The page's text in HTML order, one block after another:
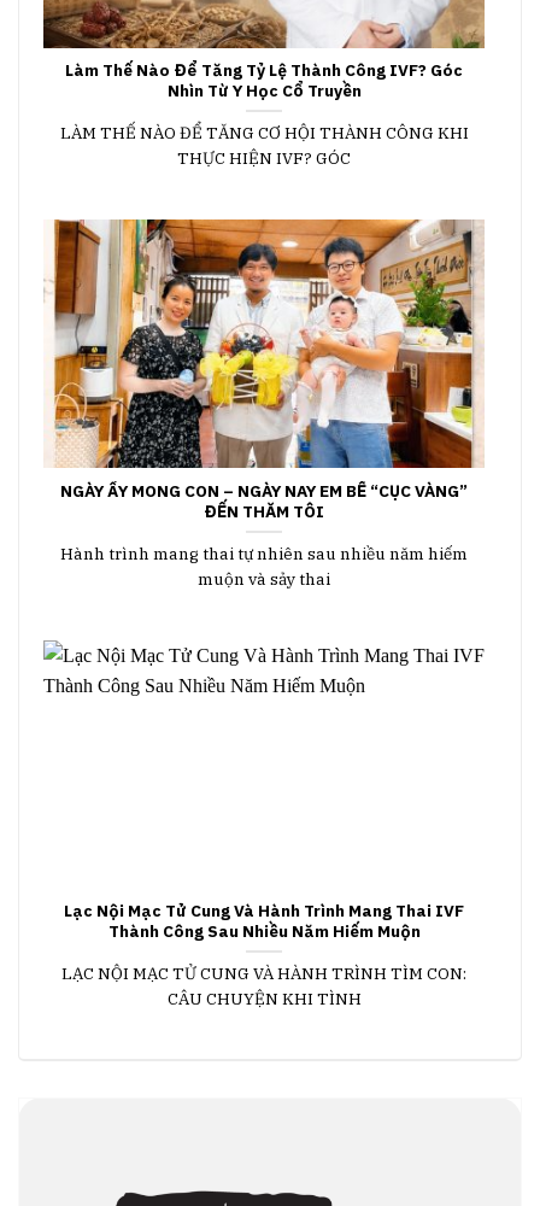
Làm Thế Nào Để Tăng Tỷ Lệ Thành Công IVF? Góc
Nhìn Từ Y Học Cổ Truyền
LÀM THẾ NÀO ĐỂ TĂNG CƠ HỘI THÀNH CÔNG KHI
THỰC HIỆN IVF? ️GÓC
NGÀY ẤY MONG CON – NGÀY NAY EM BẾ “CỤC VÀNG”
ĐẾN THĂM TÔI
Hành trình mang thai tự nhiên sau nhiều năm hiếm
muộn và sảy thai
Lạc Nội Mạc Tử Cung Và Hành Trình Mang Thai IVF
Thành Công Sau Nhiều Năm Hiếm Muộn
LẠC NỘI MẠC TỬ CUNG VÀ HÀNH TRÌNH TÌM CON:
CÂU CHUYỆN KHI TÌNH